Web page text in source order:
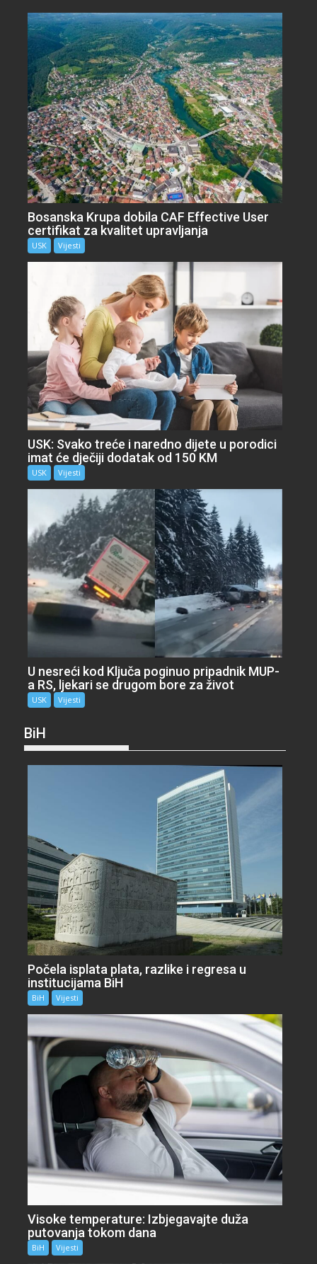
Bosanska Krupa dobila CAF Effective User
certifikat za kvalitet upravljanja
USK Vijesti
USK: Svako treće i naredno dijete u porodici
imat će dječiji dodatak od 150 KM
USK Vijesti
U nesreći kod Ključa poginuo pripadnik MUP-
a RS, ljekari se drugom bore za život
USK Vijesti
BiH
Počela isplata plata, razlike i regresa u
institucijama BiH
BiH Vijesti
Visoke temperature: Izbjegavajte duža
putovanja tokom dana
BiH Vijesti